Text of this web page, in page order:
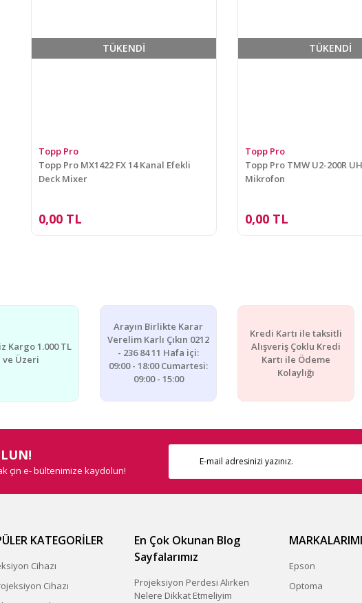
TÜKENDİ
Topp Pro
Topp Pro MX1422 FX 14 Kanal Efekli
Deck Mixer
0,00 TL
TÜKENDİ
Topp Pro
Topp Pro TMW U2-200R
Mikrofon
0,00 TL
Kargo 1.000 TL
ve Üzeri
Arayın Birlikte Karar
Verelim Karlı Çıkın 0212
- 236 84 11 Hafa içi:
09:00 - 18:00 Cumartesi:
09:00 - 15:00
Kredi Kartı ile taksitli
Alışveriş Çoklu Kredi
Kartı ile Ödeme
Kolaylığı
çin e- bültenimize kaydolun!
KATEGORİLER
Cihazı
Cihazı
En Çok Okunan Blog
Sayfalarımız
Projeksiyon Perdesi Alırken
Nelere Dikkat Etmeliyim
Epson
Optoma